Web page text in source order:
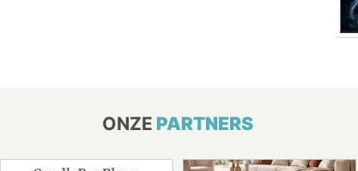
ONZE PARTNERS